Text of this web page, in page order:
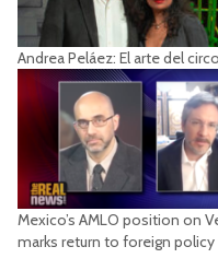
Andrea Peláez: El arte del circo
Mexico’s AMLO position on
marks return to foreign